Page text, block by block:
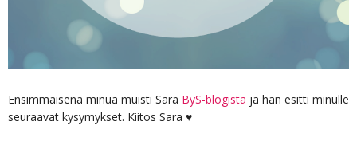
Ensimmäisenä minua muisti Sara ByS-blogista ja hän esitti minulle
seuraavat kysymykset. Kiitos Sara ♥